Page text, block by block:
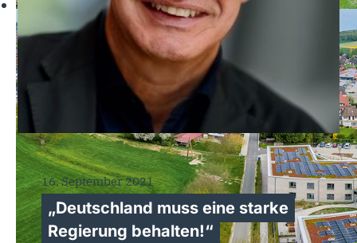
16. September 2021
„Deutschland muss eine starke
Regierung behalten!“